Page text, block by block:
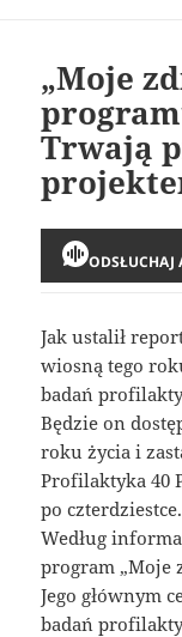
„Moje
Trwają
ODSŁUCHAJ
Jak ustalił
wiosną tego
badań
Będzie on
roku życia i
Profilaktyka 40
po czterdziestce.
Według
program „Moje
Jego głównym
badań